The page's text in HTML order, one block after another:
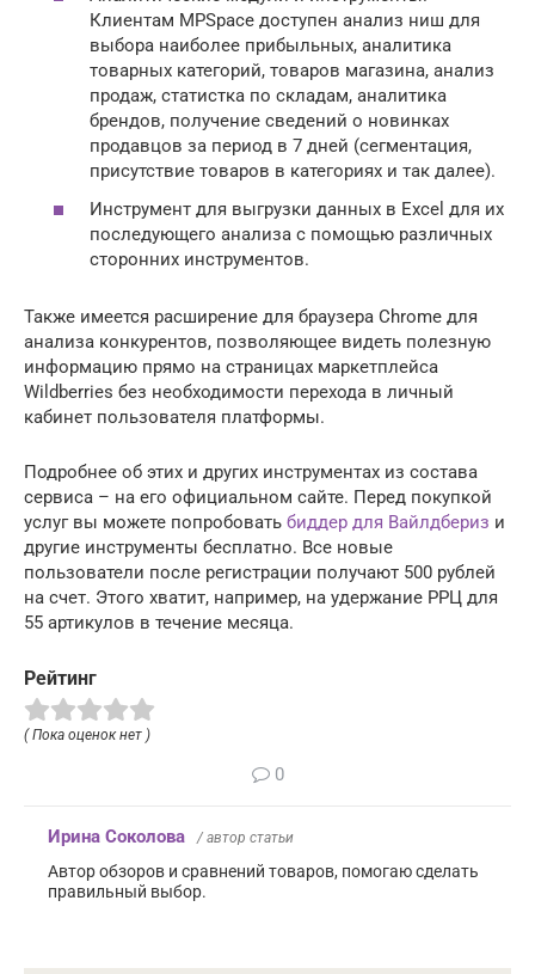
Клиентам MPSpace доступен анализ ниш для
выбора наиболее прибыльных, аналитика
товарных категорий, товаров магазина, анализ
продаж, статистка по складам, аналитика
брендов, получение сведений о новинках
продавцов за период в 7 дней (сегментация,
присутствие товаров в категориях и так далее).
Инструмент для выгрузки данных в Excel для их
последующего анализа с помощью различных
сторонних инструментов.
Также имеется расширение для браузера Chrome для
анализа конкурентов, позволяющее видеть полезную
информацию прямо на страницах маркетплейса
Wildberries без необходимости перехода в личный
кабинет пользователя платформы.
Подробнее об этих и других инструментах из состава
сервиса – на его официальном сайте. Перед покупкой
услуг вы можете попробовать биддер для Вайлдбериз и
другие инструменты бесплатно. Все новые
пользователи после регистрации получают 500 рублей
на счет. Этого хватит, например, на удержание РРЦ для
55 артикулов в течение месяца.
Рейтинг
( Пока оценок нет )
0
Ирина Соколова / автор статьи
Автор обзоров и сравнений товаров, помогаю сделать
правильный выбор.